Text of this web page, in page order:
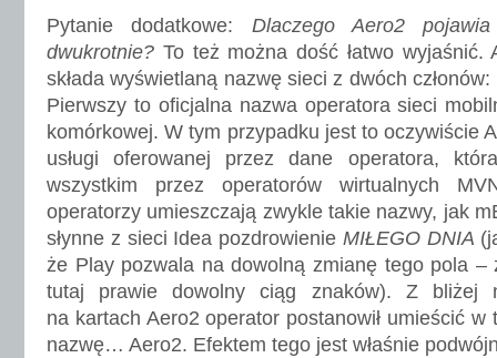
Pytanie dodatkowe: Dlaczego Aero2
dwukrotnie? To też można dość łatwo wyjaśnić.
składa wyświetlaną nazwę sieci z dwóch
Pierwszy to oficjalna nazwa operatora sieci
komórkowej. W tym przypadku jest to oczywiście
usługi oferowanej przez dane operatora,
wszystkim przez operatorów wirtualnych
operatorzy umieszczają zwykle takie nazwy, jak
słynne z sieci Idea pozdrowienie MIŁEGO DNIA
że Play pozwala na dowolną zmianę tego pola –
tutaj prawie dowolny ciąg znaków). Z bliżej
na kartach Aero2 operator postanowił umieścić
nazwę… Aero2. Efektem tego jest właśnie